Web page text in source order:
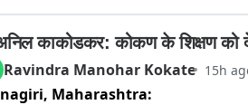
सुरु आहेत.
काकोडकर: कोकण के शिक्षण को
Ravindra Manohar Kokate 15h
Maharashtra: